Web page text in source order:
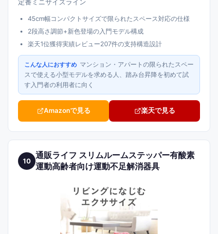
定番ミニサイズライン
45cm幅コンパクトサイズで限られたスペース対応の仕様
2段高さ調節+新色登場の入門モデル構成
楽天1位獲得実績レビュー207件の支持構造設計
こんな人におすすめ マンション・アパートの限られたスペー
スで使える小型モデルを求める人、踏み台昇降を初めて試
す入門者の利用者に向く
Amazonで見る 楽天で見る
10
通販ライフ スリムルームステッパー有酸素
運動高齢者向け運動不足解消器具